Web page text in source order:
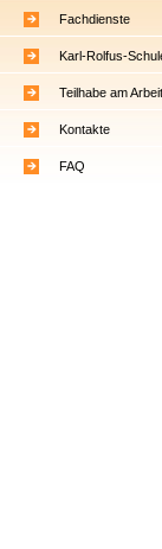
Fachdienste
Karl-Rolfus-
Teilhabe am
Kontakte
FAQ